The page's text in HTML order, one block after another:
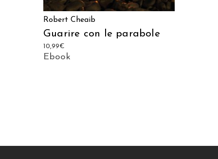
Robert Cheaib
Guarire con le parabole
10,99€
Ebook